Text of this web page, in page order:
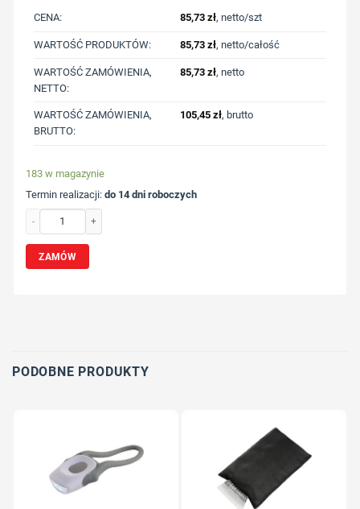
CENA:
85,73 zł, netto/szt
WARTOŚĆ PRODUKTÓW: 85,73 zł, netto/całość
WARTOŚĆ ZAMÓWIENIA,
NETTO:
85,73 zł, netto
WARTOŚĆ ZAMÓWIENIA,
BRUTTO:
105,45 zł, brutto
183 w magazynie
Termin realizacji:do 14 dni roboczych
ZAMÓW
PODOBNE PRODUKTY